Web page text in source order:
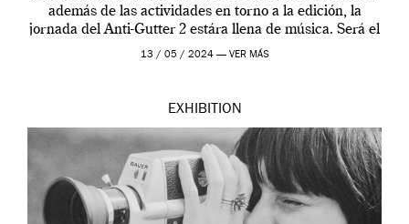
además de las actividades en torno a la edición, la
jornada del Anti-Gutter 2 estára llena de música. Será el
[…]
13 / 05 / 2024 — VER MÁS
EXHIBITION